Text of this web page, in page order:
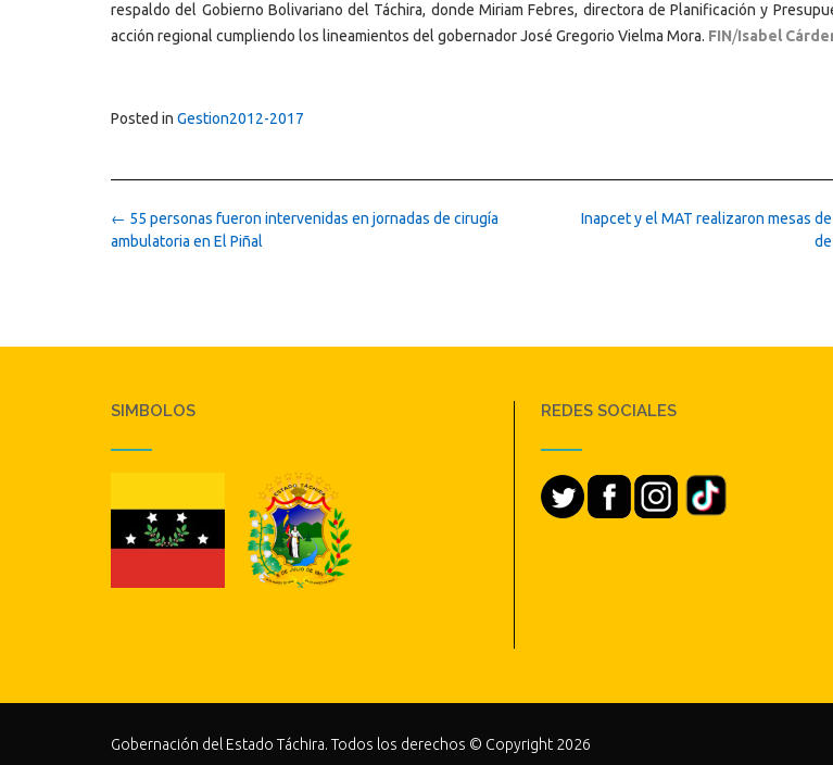
respaldo del Gobierno Bolivariano del Táchira, donde Miriam Febres, directora de Planificación y
acción regional cumpliendo los lineamientos del gobernador José Gregorio Vielma Mora. FIN/Isabel
Posted in Gestion2012-2017
Post
navigation
Inapcet y el MAT realizaron mesas
← 55 personas fueron intervenidas en jornadas de cirugía
ambulatoria en El Piñal
SIMBOLOS REDES SOCIALES
Gobernación del Estado Táchira. Todos los derechos © Copyright 2026